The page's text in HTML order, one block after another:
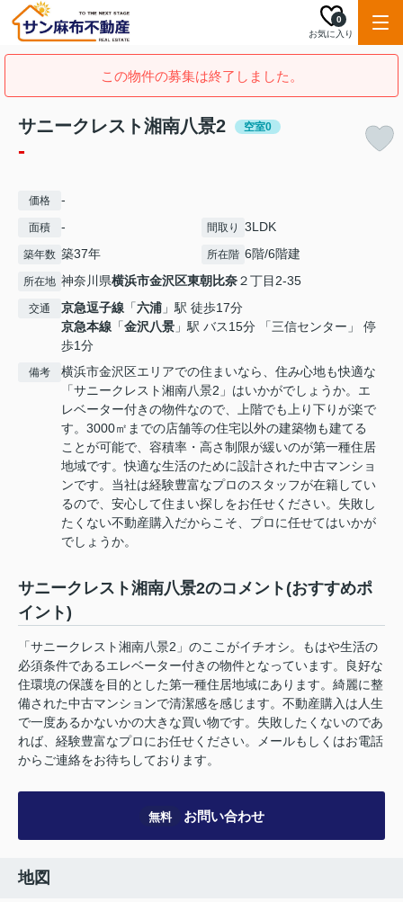
お気に入り
0
この物件の募集は終了しました。
サニークレスト湘南八景2 空室0
-
価格 -
面積 - 間取り 3LDK
築年数 築37年 所在階 6階/6階建
所在地 神奈川県横浜市金沢区東朝比奈２丁目2-35
交通 京急逗子線 「六浦 」駅 徒歩17分
京急本線 「金沢八景 」駅 バス15分 「三信センター」 停
歩1分
備考
横浜市金沢区エリアでの住まいなら、住み心地も快適な
「サニークレスト湘南八景2」はいかがでしょうか。エ
レベーター付きの物件なので、上階でも上り下りが楽で
す。3000㎡までの店舗等の住宅以外の建築物も建てる
ことが可能で、容積率・高さ制限が緩いのが第一種住居
地域です。快適な生活のために設計された中古マンショ
ンです。当社は経験豊富なプロのスタッフが在籍してい
るので、安心して住まい探しをお任せください。失敗し
たくない不動産購入だからこそ、プロに任せてはいかが
でしょうか。
サニークレスト湘南八景2のコメント(おすすめポ
イント)
「サニークレスト湘南八景2」のここがイチオシ。もはや生活の
必須条件であるエレベーター付きの物件となっています。良好な
住環境の保護を目的とした第一種住居地域にあります。綺麗に整
備された中古マンションで清潔感を感じます。不動産購入は人生
で一度あるかないかの大きな買い物です。失敗したくないのであ
れば、経験豊富なプロにお任せください。メールもしくはお電話
からご連絡をお待ちしております。
無料 お問い合わせ
地図